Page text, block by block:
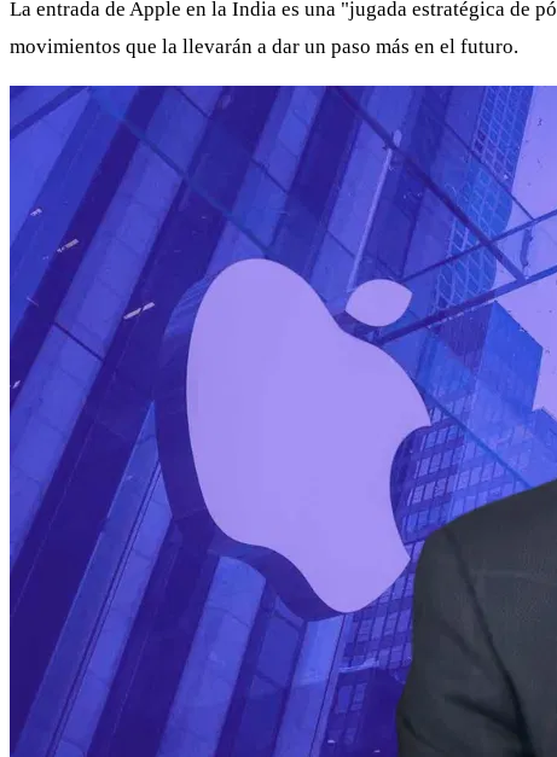
La entrada de Apple en la India es una "jugada estratégica de
movimientos que la llevarán a dar un paso más en el futuro.